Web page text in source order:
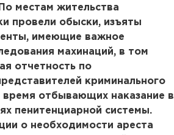
местам жительства
провели обыски, изъяты
имеющие важное
махинаций, в том
отчетность по
криминального
отбывающих наказание в
пенитенциарной системы.
о необходимости ареста